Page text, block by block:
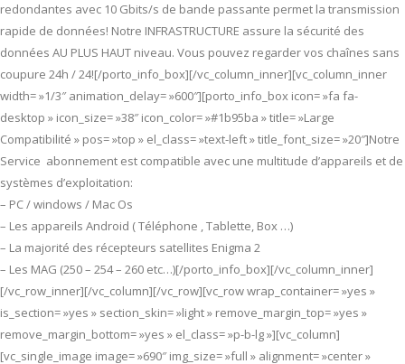
redondantes avec 10 Gbits/s de bande passante permet la transmission
rapide de données! Notre INFRASTRUCTURE assure la sécurité des
données AU PLUS HAUT niveau. Vous pouvez regarder vos chaînes sans
coupure 24h / 24![/porto_info_box][/vc_column_inner][vc_column_inner
width= »1/3″ animation_delay= »600″][porto_info_box icon= »fa fa-
desktop » icon_size= »38″ icon_color= »#1b95ba » title= »Large
Compatibilité » pos= »top » el_class= »text-left » title_font_size= »20″]Notre
Service abonnement est compatible avec une multitude d’appareils et de
systèmes d’exploitation:
– PC / windows / Mac Os
– Les appareils Android ( Téléphone , Tablette, Box …)
– La majorité des récepteurs satellites Enigma 2
– Les MAG (250 – 254 – 260 etc…)[/porto_info_box][/vc_column_inner]
[/vc_row_inner][/vc_column][/vc_row][vc_row wrap_container= »yes »
is_section= »yes » section_skin= »light » remove_margin_top= »yes »
remove_margin_bottom= »yes » el_class= »p-b-lg »][vc_column]
[vc_single_image image= »690″ img_size= »full » alignment= »center »